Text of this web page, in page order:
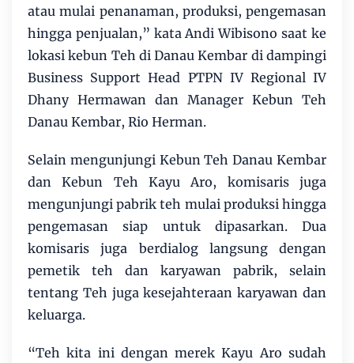
atau mulai penanaman, produksi, pengemasan
hingga penjualan,” kata Andi Wibisono saat ke
lokasi kebun Teh di Danau Kembar di dampingi
Business Support Head PTPN IV Regional IV
Dhany Hermawan dan Manager Kebun Teh
Danau Kembar, Rio Herman.
Selain mengunjungi Kebun Teh Danau Kembar
dan Kebun Teh Kayu Aro, komisaris juga
mengunjungi pabrik teh mulai produksi hingga
pengemasan siap untuk dipasarkan. Dua
komisaris juga berdialog langsung dengan
pemetik teh dan karyawan pabrik, selain
tentang Teh juga kesejahteraan karyawan dan
keluarga.
“Teh kita ini dengan merek Kayu Aro sudah